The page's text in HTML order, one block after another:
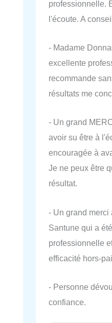
professionnelle.
l'écoute. A
- Madame
excellente
recommande
résultats me
- Un grand
avoir su être à
encouragée à
Je ne peux être
résultat.
- Un grand merci
Santune qui a
professionnelle
efficacité hors-
- Personne
confiance.